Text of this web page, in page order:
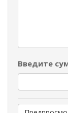
Введите